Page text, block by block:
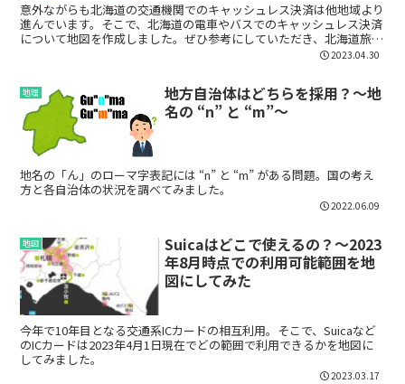
意外ながらも北海道の交通機関でのキャッシュレス決済は他地域より
進んでいます。そこで、北海道の電車やバスでのキャッシュレス決済
について地図を作成しました。ぜひ参考にしていただき、北海道旅行
の際にキャッシュレスで移動を楽にしてもらえればと思います！
2023.04.30
地理
地方自治体はどちらを採用？～地
名の “n” と “m”～
地名の「ん」のローマ字表記には “n” と “m” がある問題。国の考え
方と各自治体の状況を調べてみました。
2022.06.09
地図
Suicaはどこで使えるの？～2023
年8月時点での利用可能範囲を地
図にしてみた
今年で10年目となる交通系ICカードの相互利用。そこで、Suicaなど
のICカードは2023年4月1日現在でどの範囲で利用できるかを地図に
してみました。
2023.03.17